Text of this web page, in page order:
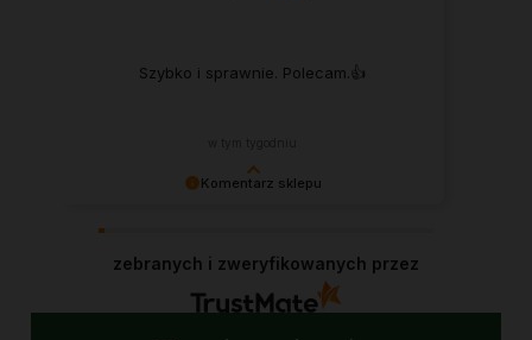
Komentarz sklepu
życia.
Szybko i sprawnie. Polecam.👍️
zebranych i zweryfikowanych przez